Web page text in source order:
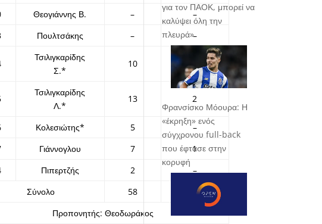
Θεογιάννης Β. –
–
Πουλτσάκης – –
Τσιλιγκαρίδης
Σ.*
10 2
Τσιλιγκαρίδης
Λ.*
13 2
Κολεσιώτης* 5
–
Γιάννογλου 7
1
Πιπερτζής 2
–
Σύνολο 58
7
Προπονητής: Θεοδωράκος
για τον ΠΑΟΚ, μπορεί να
καλύψει όλη την
πλευρά»
Φρανσίσκο Μόουρα: Η
«έκρηξη» ενός
σύγχρονου full-back
που έφτασε στην
κορυφή